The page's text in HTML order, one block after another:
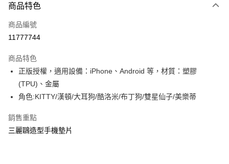
信用卡一次付款
超商取貨付款
Apple Pay
街口支付
Google Pay
商品特色
商品編號
11777744
商品特色
正版授權，適用設備：iPhone、Android 等，材質：塑膠
(TPU)、金屬
角色:KITTY/漢頓/大耳狗/酷洛米/布丁狗/雙星仙子/美樂蒂
銷售重點
三麗鷗造型手機墊片